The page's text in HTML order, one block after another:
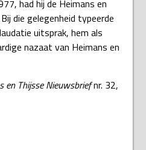
had hij de Heimans en
die gelegenheid typeerde
uitsprak, hem als
nazaat van Heimans en
en Thijsse Nieuwsbriefnr. 32,